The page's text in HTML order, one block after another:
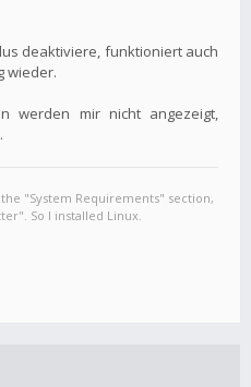
deaktiviere, funktioniert auch
wieder.
werden mir nicht angezeigt,
"System Requirements" section,
So I installed Linux.